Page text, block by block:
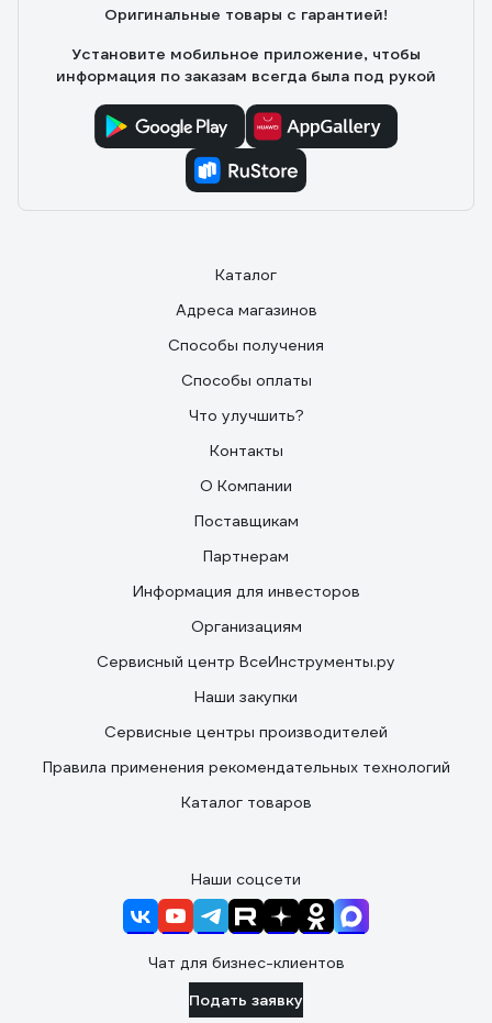
Оригинальные товары с гарантией!
Установите мобильное приложение, чтобы
информация по заказам всегда была под рукой
Каталог
Адреса магазинов
Способы получения
Способы оплаты
Что улучшить?
Контакты
О Компании
Поставщикам
Партнерам
Информация для инвесторов
Организациям
Сервисный центр ВсеИнструменты.ру
Наши закупки
Сервисные центры производителей
Правила применения рекомендательных технологий
Каталог товаров
Наши соцсети
Чат для бизнес-клиентов
Подать заявку